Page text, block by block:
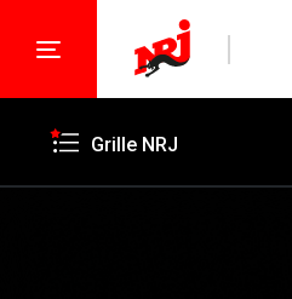
Grille NRJ